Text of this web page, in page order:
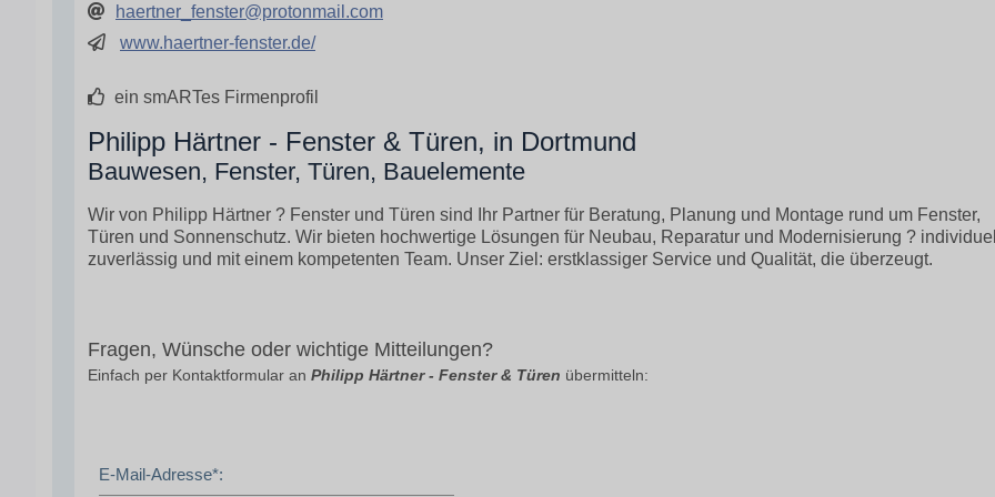
haertner_fenster@protonmail.com
www.haertner-fenster.de/
ein smARTes Firmenprofil
Philipp Härtner - Fenster & Türen, in Dortmund
Bauwesen, Fenster, Türen, Bauelemente
Wir von Philipp Härtner ? Fenster und Türen sind Ihr Partner für Beratung, Planung und Montage rund um Fenster,
Türen und Sonnenschutz. Wir bieten hochwertige Lösungen für Neubau, Reparatur und Modernisierung ?
zuverlässig und mit einem kompetenten Team. Unser Ziel: erstklassiger Service und Qualität, die überzeugt.
Fragen, Wünsche oder wichtige Mitteilungen?
Einfach per Kontaktformular an Philipp Härtner - Fenster & Türen übermitteln:
E-Mail-Adresse*: